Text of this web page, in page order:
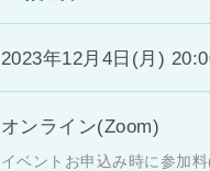
2023年12月4日(月)
オンライン(Zoom)
イベントお申込み時に参加